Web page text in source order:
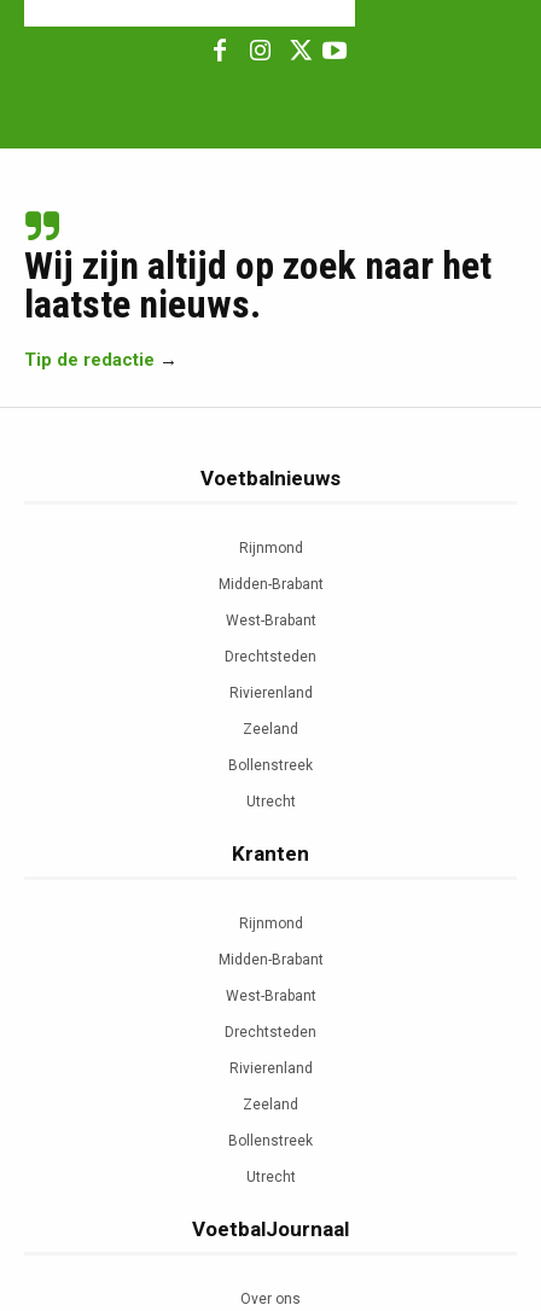
Wij zijn altijd op zoek naar het
laatste nieuws.
Tip de redactie →
Voetbalnieuws
Rijnmond
Midden-Brabant
West-Brabant
Drechtsteden
Rivierenland
Zeeland
Bollenstreek
Utrecht
Kranten
Rijnmond
Midden-Brabant
West-Brabant
Drechtsteden
Rivierenland
Zeeland
Bollenstreek
Utrecht
VoetbalJournaal
Over ons